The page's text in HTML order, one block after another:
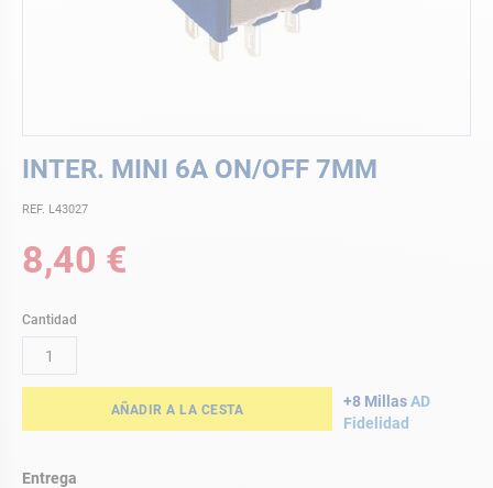
INTER. MINI 6A ON/OFF 7MM
REF. L43027
8,40 €
Cantidad
AÑADIR A LA CESTA +8 MillasAD
Fidelidad
Entrega
de
galería
de